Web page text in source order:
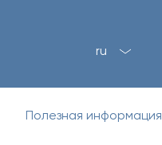
ru
Полезная информация